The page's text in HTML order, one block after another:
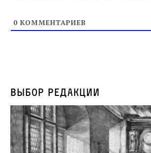
0 КОММЕНТАРИЕВ
Выбор редакции